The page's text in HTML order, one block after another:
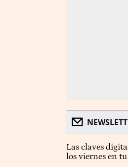
Las claves
los viernes en